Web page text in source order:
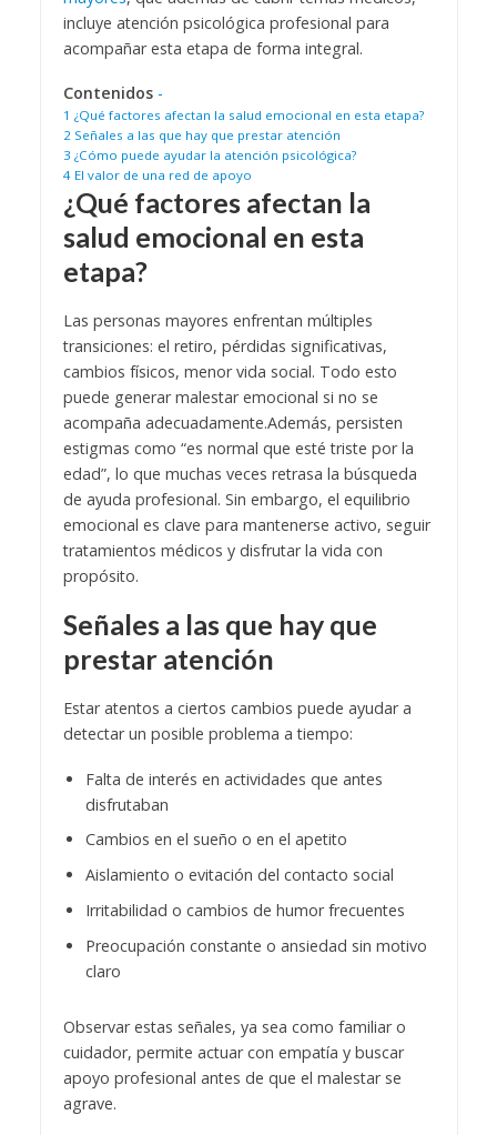
incluye atención psicológica profesional para
acompañar esta etapa de forma integral.
Contenidos -
1 ¿Qué factores afectan la salud emocional en esta etapa?
2 Señales a las que hay que prestar atención
3 ¿Cómo puede ayudar la atención psicológica?
4 El valor de una red de apoyo
¿Qué factores afectan la
salud emocional en esta
etapa?
Las personas mayores enfrentan múltiples
transiciones: el retiro, pérdidas significativas,
cambios físicos, menor vida social. Todo esto
puede generar malestar emocional si no se
acompaña adecuadamente.Además, persisten
estigmas como “es normal que esté triste por la
edad”, lo que muchas veces retrasa la búsqueda
de ayuda profesional. Sin embargo, el equilibrio
emocional es clave para mantenerse activo, seguir
tratamientos médicos y disfrutar la vida con
propósito.
Señales a las que hay que
prestar atención
Estar atentos a ciertos cambios puede ayudar a
detectar un posible problema a tiempo:
Falta de interés en actividades que antes
disfrutaban
Cambios en el sueño o en el apetito
Aislamiento o evitación del contacto social
Irritabilidad o cambios de humor frecuentes
Preocupación constante o ansiedad sin motivo
claro
Observar estas señales, ya sea como familiar o
cuidador, permite actuar con empatía y buscar
apoyo profesional antes de que el malestar se
agrave.